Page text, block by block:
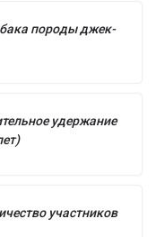
породы джек-
удержание
участников